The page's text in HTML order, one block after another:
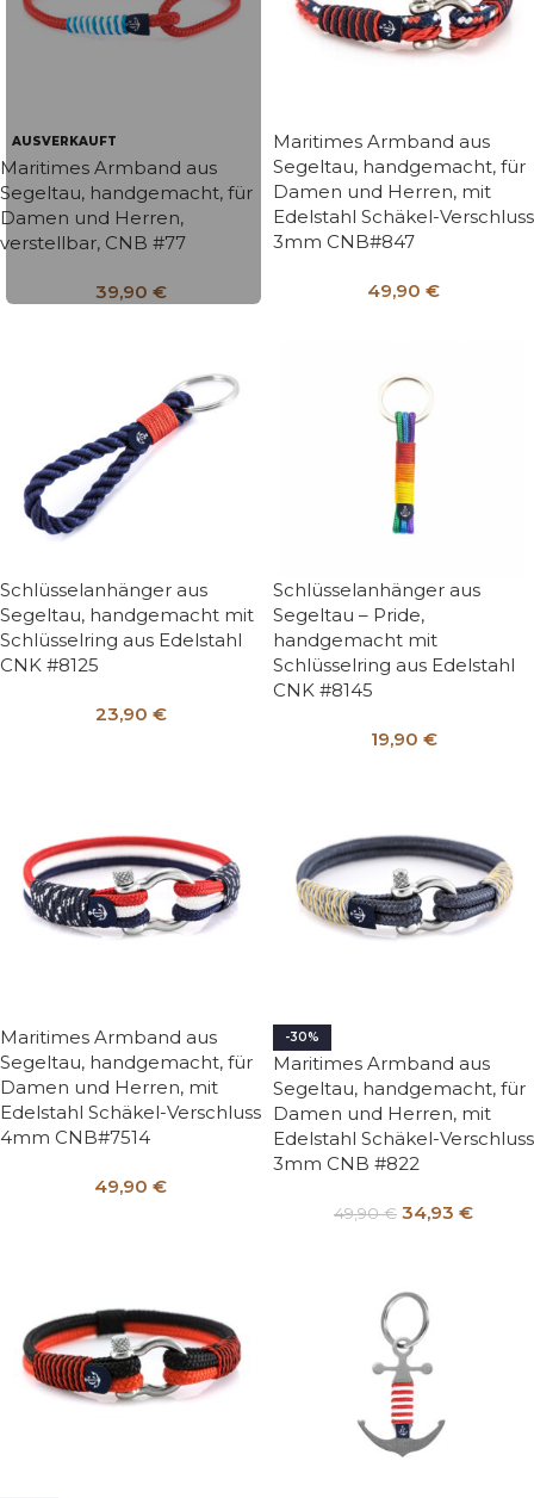
AUSVERKAUFT
Maritimes Armband aus
Segeltau, handgemacht, für
Damen und Herren,
verstellbar, CNB #77
39,90 €
Maritimes Armband aus
Segeltau, handgemacht, für
Damen und Herren, mit
Edelstahl Schäkel-Verschluss
3mm CNB#847
49,90 €
Schlüsselanhänger aus
Segeltau, handgemacht mit
Schlüsselring aus Edelstahl
CNK #8125
23,90 €
Schlüsselanhänger aus
Segeltau – Pride,
handgemacht mit
Schlüsselring aus Edelstahl
CNK #8145
19,90 €
Maritimes Armband aus
Segeltau, handgemacht, für
Damen und Herren, mit
Edelstahl Schäkel-Verschluss
4mm CNB#7514
49,90 €
-30%
Maritimes Armband aus
Segeltau, handgemacht, für
Damen und Herren, mit
Edelstahl Schäkel-Verschluss
3mm CNB #822
49,90€ 34,93 €